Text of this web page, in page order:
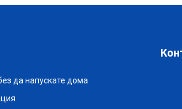
да напускате дома